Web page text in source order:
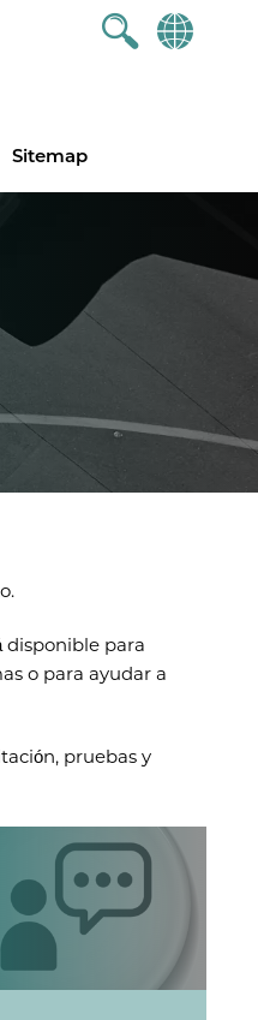
Sitemap
disponible para
o para ayudar a
pruebas y